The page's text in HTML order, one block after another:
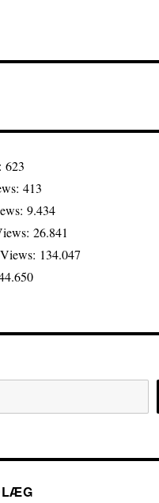
623
413
9.434
26.841
134.047